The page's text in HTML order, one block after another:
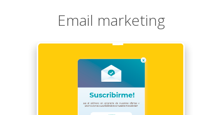
Email marketing